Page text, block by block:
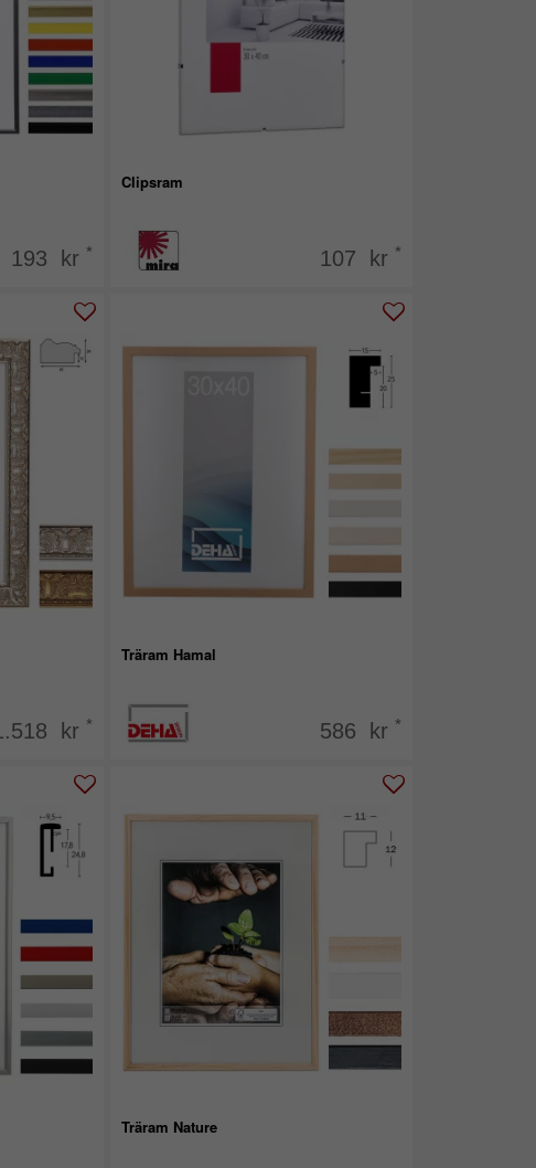
193 kr *
Clipsram
107 kr *
kr *
Träram Hamal
586 kr *
Träram Nature